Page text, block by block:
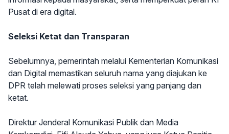
Pusat di era digital.
Seleksi Ketat dan Transparan
Sebelumnya, pemerintah melalui Kementerian Komunikasi
dan Digital memastikan seluruh nama yang diajukan ke
DPR telah melewati proses seleksi yang panjang dan
ketat.
Direktur Jenderal Komunikasi Publik dan Media